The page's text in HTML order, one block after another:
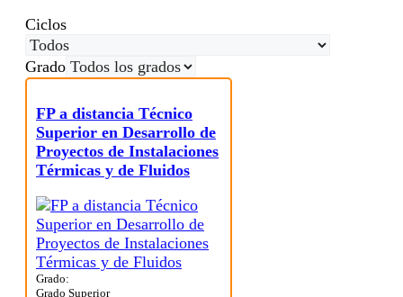
Ciclos
Grado
FP a distancia Técnico
Superior en Desarrollo de
Proyectos de Instalaciones
Térmicas y de Fluidos
Grado:
Grado Superior